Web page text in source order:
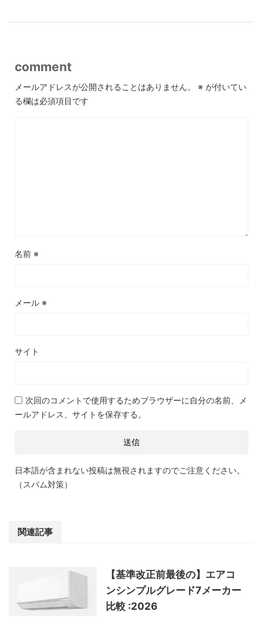
comment
メールアドレスが公開されることはありません。 ※ が付いてい
る欄は必須項目です
名前 ※
メール ※
サイト
次回のコメントで使用するためブラウザーに自分の名前、メ
ールアドレス、サイトを保存する。
日本語が含まれない投稿は無視されますのでご注意ください。
（スパム対策）
関連記事
【基準改正前最後の】エアコ
ンシンプルグレード7メーカー
比較 :2026